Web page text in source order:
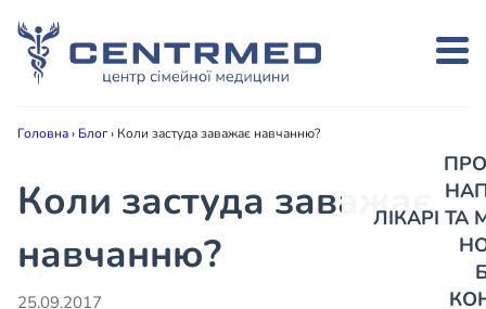
ЛІКАРІ
Головна› Блог› Коли застуда заважає навчанню?
Коли застуда заважає
навчанню?
25.09.2017